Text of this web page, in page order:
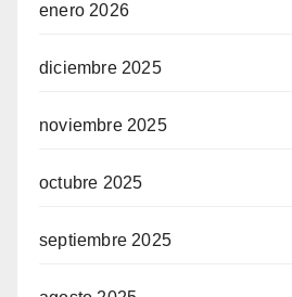
enero 2026
diciembre 2025
noviembre 2025
octubre 2025
septiembre 2025